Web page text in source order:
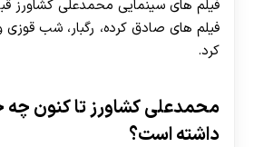
فیلم های سینمایی محمدعلی کشاورز
فیلم های صادق کرده، رگبار، شب
کرد.
محمدعلی کشاورز تا کنون چه
داشته است؟